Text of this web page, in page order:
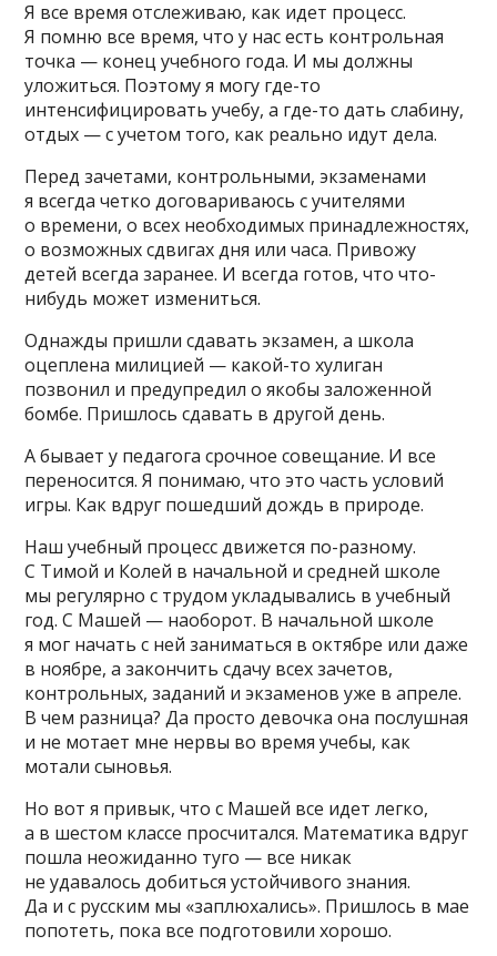
Я все время отслеживаю, как идет процесс.
Я помню все время, что у нас есть контрольная
точка — конец учебного года. И мы должны
уложиться. Поэтому я могу где-то
интенсифицировать учебу, а где-то дать слабину,
отдых — с учетом того, как реально идут дела.
Перед зачетами, контрольными, экзаменами
я всегда четко договариваюсь с учителями
о времени, о всех необходимых принадлежностях,
о возможных сдвигах дня или часа. Привожу
детей всегда заранее. И всегда готов, что что-
нибудь может измениться.
Однажды пришли сдавать экзамен, а школа
оцеплена милицией — какой-то хулиган
позвонил и предупредил о якобы заложенной
бомбе. Пришлось сдавать в другой день.
А бывает у педагога срочное совещание. И все
переносится. Я понимаю, что это часть условий
игры. Как вдруг пошедший дождь в природе.
Наш учебный процесс движется по-разному.
С Тимой и Колей в начальной и средней школе
мы регулярно с трудом укладывались в учебный
год. С Машей — наоборот. В начальной школе
я мог начать с ней заниматься в октябре или даже
в ноябре, а закончить сдачу всех зачетов,
контрольных, заданий и экзаменов уже в апреле.
В чем разница? Да просто девочка она послушная
и не мотает мне нервы во время учебы, как
мотали сыновья.
Но вот я привык, что с Машей все идет легко,
а в шестом классе просчитался. Математика вдруг
пошла неожиданно туго — все никак
не удавалось добиться устойчивого знания.
Да и с русским мы «заплюхались». Пришлось в мае
попотеть, пока все подготовили хорошо.